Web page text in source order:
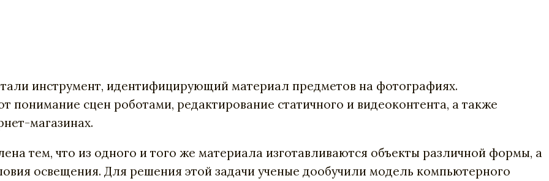
инструмент, идентифицирующий материал предметов на фотографиях.
сцен роботами, редактирование статичного и видеоконтента, а также
магазинах.
тем, что из одного и того же материала изготавливаются объекты различной формы, а
освещения. Для решения этой задачи ученые дообучили модель компьютерного